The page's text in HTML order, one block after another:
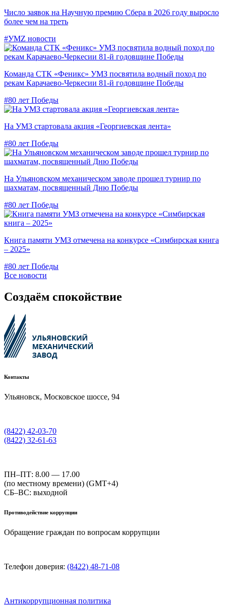
Число заявок на Научную премию Сбера в 2026 году выросло
более чем на треть
#УМZ новости
Команда СТК «Феникс» УМЗ посвятила водный поход по
рекам Карачаево-Черкесии 81-й годовщине Победы
#80 лет Победы
На УМЗ стартовала акция «Георгиевская лента»
#80 лет Победы
На Ульяновском механическом заводе прошел турнир по
шахматам, посвященный Дню Победы
#80 лет Победы
Книга памяти УМЗ отмечена на конкурсе «Симбирская книга
– 2025»
#80 лет Победы
Все новости
Создаём спокойствие
Контакты
Ульяновск, Московское шоссе, 94
(8422) 42-03-70
(8422) 32-61-63
ПН–ПТ: 8.00 — 17.00
(по местному времени) (GMT+4)
СБ–ВС: выходной
Противодействие коррупции
Обращение граждан по вопросам коррупции
Телефон доверия: (8422) 48-71-08
Антикоррупционная политика